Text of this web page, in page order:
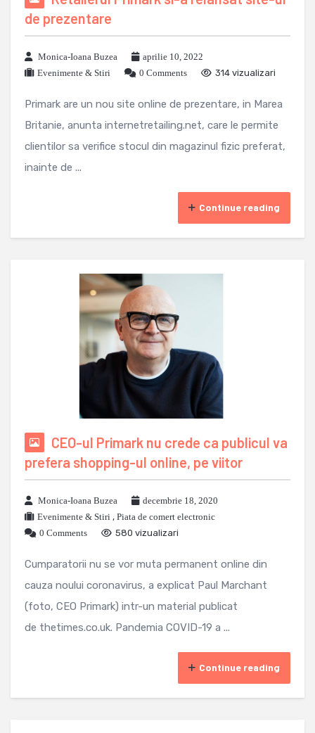
de prezentare
Monica-Ioana Buzea
aprilie 10, 2022
Evenimente & Stiri
0 Comments 314 vizualizari
Primark are un nou site online de prezentare, in Marea
Britanie, anunta internetretailing.net, care le permite
clientilor sa verifice stocul din magazinul fizic preferat,
inainte de ...
Continue reading
CEO-ul Primark nu crede ca publicul va
prefera shopping-ul online, pe viitor
Monica-Ioana Buzea
decembrie 18, 2020
Evenimente & Stiri , Piata de comert electronic
0 Comments
580 vizualizari
Cumparatorii nu se vor muta permanent online din
cauza noului coronavirus, a explicat Paul Marchant
(foto, CEO Primark) intr-un material publicat
de thetimes.co.uk. Pandemia COVID-19 a ...
Continue reading